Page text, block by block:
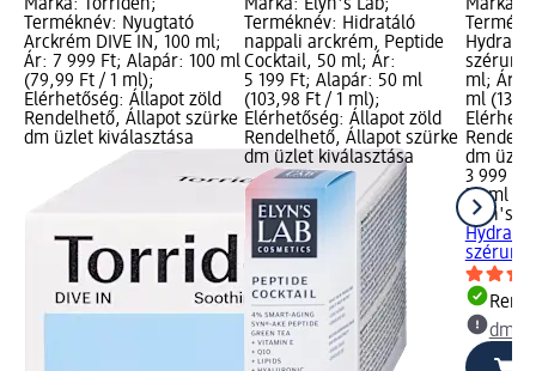
Márka: Torriden;
Terméknév: Nyugtató
Arckrém DIVE IN, 100 ml;
Ár: 7 999 Ft; Alapár: 100 ml
(79,99 Ft / 1 ml);
Elérhetőség: Állapot zöld
Rendelhető, Állapot szürke
dm üzlet kiválasztása
Márka: Elyn's Lab;
Terméknév: Hidratáló
nappali arckrém, Peptide
Cocktail, 50 ml; Ár:
5 199 Ft; Alapár: 50 ml
(103,98 Ft / 1 ml);
Elérhetőség: Állapot zöld
Rendelhető, Állapot szürke
dm üzlet kiválasztása
Márka:
szérum
ml; Ár:
ml
dm
3 999 Ft
30 ml
Elyn's
szérum
dm